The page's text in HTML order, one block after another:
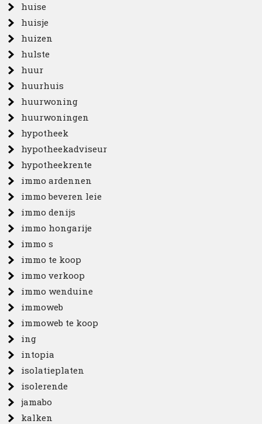
huise
huisje
huizen
hulste
huur
huurhuis
huurwoning
huurwoningen
hypotheek
hypotheekadviseur
hypotheekrente
immo ardennen
immo beveren leie
immo denijs
immo hongarije
immo s
immo te koop
immo verkoop
immo wenduine
immoweb
immoweb te koop
ing
intopia
isolatieplaten
isolerende
jamabo
kalken